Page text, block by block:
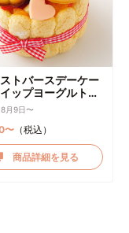
トバースデーケー
ップヨーグルトク
月9日〜
〜 （税込）
商品詳細を見る